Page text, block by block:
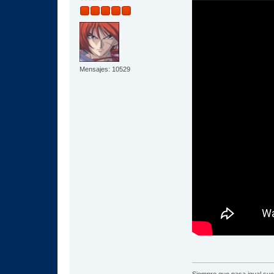
Mensajes: 10529